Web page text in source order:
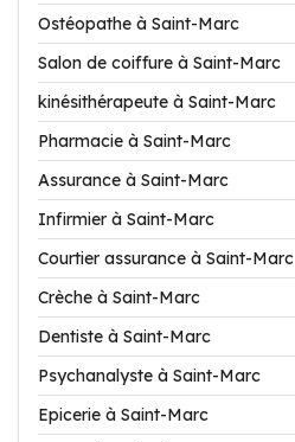
Ostéopathe à Saint-Marc
Salon de coiffure à Saint-Marc
kinésithérapeute à Saint-Marc
Pharmacie à Saint-Marc
Assurance à Saint-Marc
Infirmier à Saint-Marc
Courtier assurance à Saint-Marc
Crèche à Saint-Marc
Dentiste à Saint-Marc
Psychanalyste à Saint-Marc
Epicerie à Saint-Marc